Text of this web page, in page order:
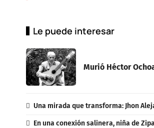
Le puede interesar
Murió Héctor
Una mirada que transforma: Jhon
En una conexión salinera, niña de